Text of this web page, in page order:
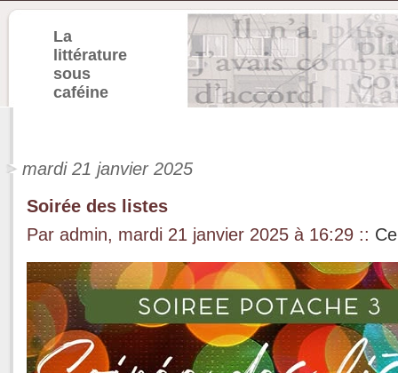
La
littérature
sous
caféine
mardi 21 janvier 2025
Soirée des listes
Par admin, mardi 21 janvier 2025 à 16:29 ::